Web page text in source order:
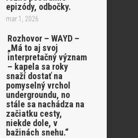
epizódy, odbočky.
mar 1, 2026
Rozhovor – WAYD –
„Má to aj svoj
interpretačný význam
– kapela sa roky
snaží dostať na
pomyselný vrchol
undergroundu, no
stále sa nachádza na
začiatku cesty,
niekde dole, v
bažinách snehu.“